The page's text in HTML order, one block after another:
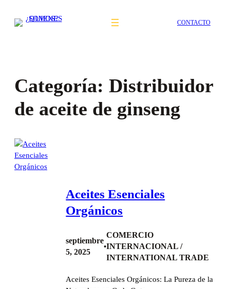
CONTACTO
Categoría: Distribuidor
de aceite de ginseng
Aceites Esenciales
Orgánicos
septiembre
5, 2025
•
COMERCIO
INTERNACIONAL /
INTERNATIONAL TRADE
Aceites Esenciales Orgánicos: La Pureza de la